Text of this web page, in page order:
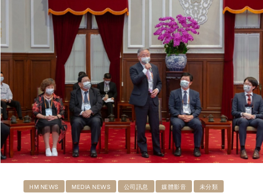
HM NEWS MEDIA NEWS 公司訊息 媒體影音 未分類